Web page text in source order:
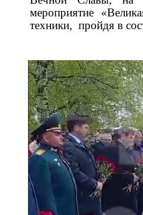
мероприятие
техники, пройдя в